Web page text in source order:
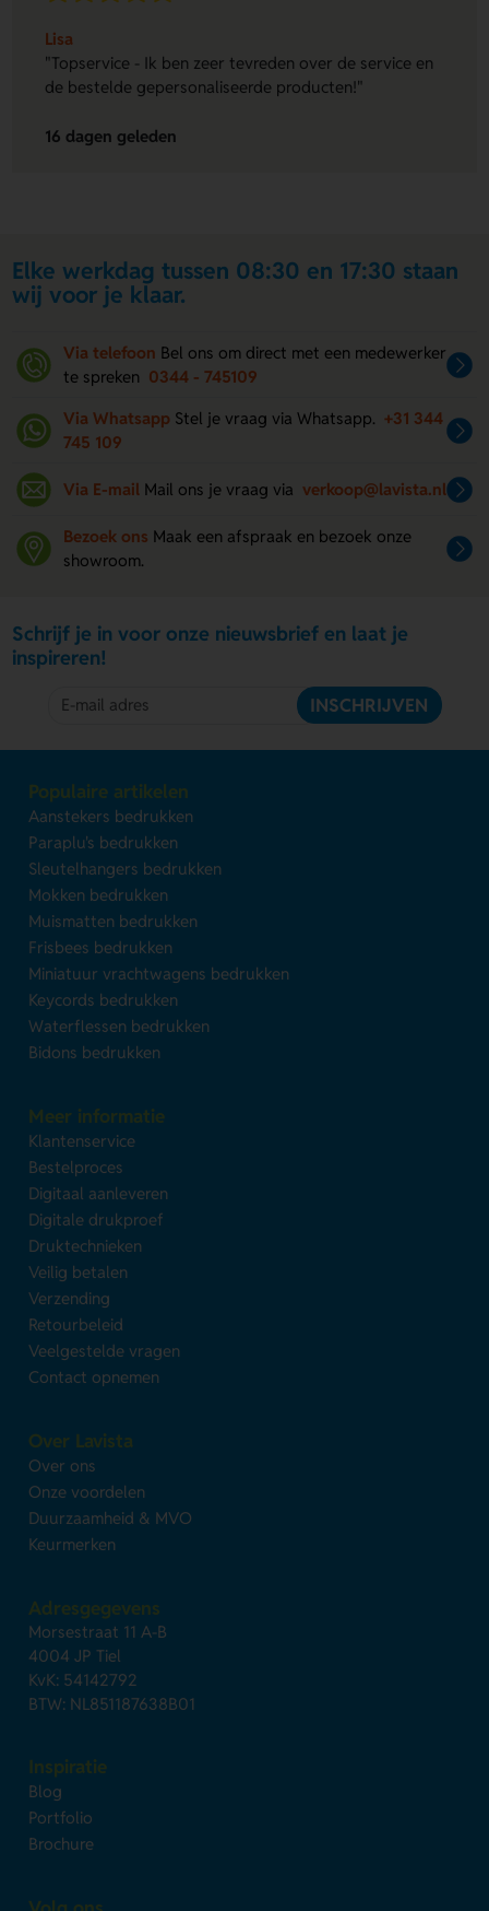
Lisa
"Topservice - Ik ben zeer tevreden over de service en
de bestelde gepersonaliseerde producten!"
16 dagen geleden
Elke werkdag tussen 08:30 en 17:30 staan
wij voor je klaar.
Via telefoon Bel ons om direct met een medewerker
te spreken 0344 - 745109
Via Whatsapp Stel je vraag via Whatsapp. +31 344
745 109
Via E-mail Mail ons je vraag via verkoop@lavista.nl
Bezoek ons Maak een afspraak en bezoek onze
showroom.
Schrijf je in voor onze nieuwsbrief en laat je
inspireren!
INSCHRIJVEN
Populaire artikelen
Aanstekers bedrukken
Paraplu's bedrukken
Sleutelhangers bedrukken
Mokken bedrukken
Muismatten bedrukken
Frisbees bedrukken
Miniatuur vrachtwagens bedrukken
Keycords bedrukken
Waterflessen bedrukken
Bidons bedrukken
Meer informatie
Klantenservice
Bestelproces
Digitaal aanleveren
Digitale drukproef
Druktechnieken
Veilig betalen
Verzending
Retourbeleid
Veelgestelde vragen
Contact opnemen
Over Lavista
Over ons
Onze voordelen
Duurzaamheid & MVO
Keurmerken
Adresgegevens
Morsestraat 11 A-B
4004 JP Tiel
KvK: 54142792
BTW: NL851187638B01
Inspiratie
Blog
Portfolio
Brochure